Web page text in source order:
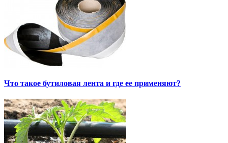
Что такое бутиловая лента и где ее применяют?